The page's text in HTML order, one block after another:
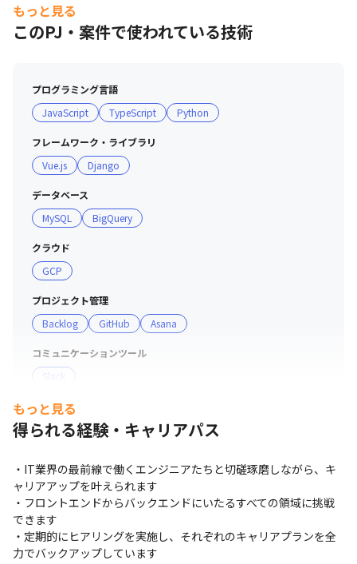
各部署が協力的な風土があります。
もっと見る
このPJ・案件で使われている技術
プログラミング言語
JavaScript
TypeScript Python
フレームワーク・ライブラリ
Vue.js
Django
データベース
MySQL
BigQuery
クラウド
GCP
プロジェクト管理
Backlog
GitHub Asana
コミュニケーションツール
Slack
支給PC
Mac
もっと見る
得られる経験・キャリアパス
・IT業界の最前線で働くエンジニアたちと切磋琢磨しながら、キ
ャリアアップを叶えられます
・フロントエンドからバックエンドにいたるすべての領域に挑戦
できます
・定期的にヒアリングを実施し、それぞれのキャリアプランを全
力でバックアップしています